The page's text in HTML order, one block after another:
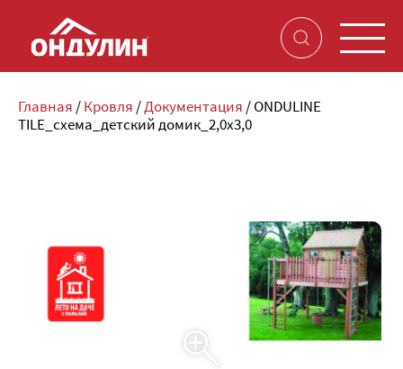
Главная / Кровля / Документация / ONDULINE
TILE_схема_детский домик_2,0x3,0